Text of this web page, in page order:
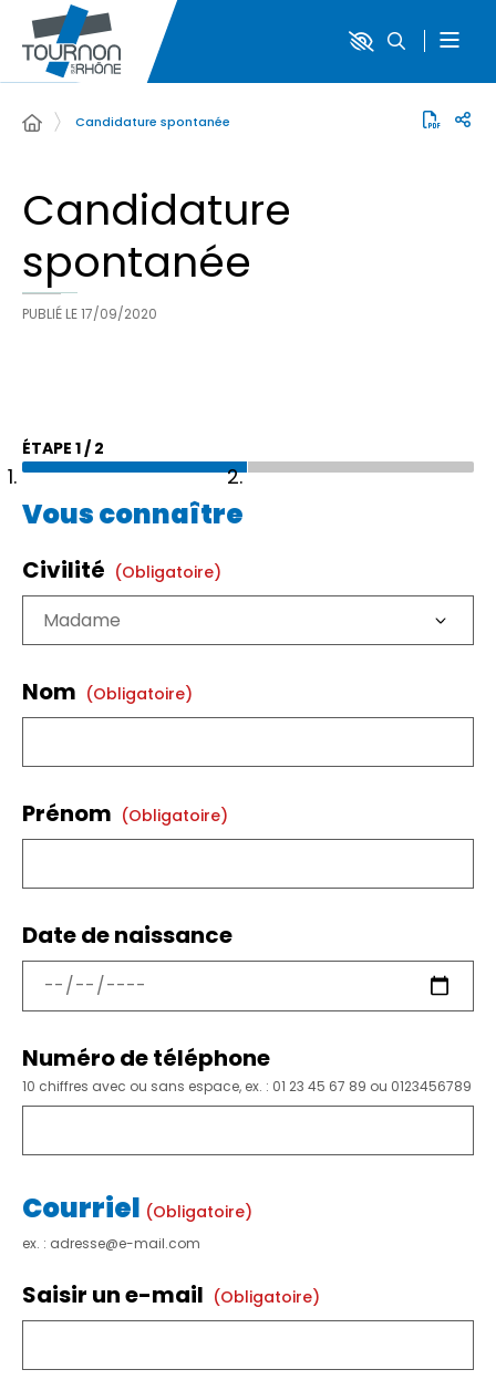
Candidature spontanée
Candidature
spontanée
PUBLIÉ LE17/09/2020
ÉTAPE 1/ 2
Vous connaître
Civilité (obligatoire)
Nom (obligatoire)
Prénom (obligatoire)
Date de naissance
Numéro de téléphone
10 chiffres avec ou sans espace, ex. : 01 23 45 67 89 ou 0123456789
Courriel (obligatoire)
ex. : adresse@e-mail.com
Saisir un e-mail (obligatoire)